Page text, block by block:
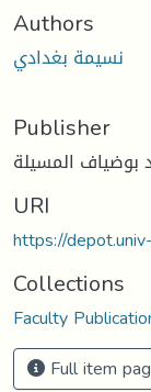
Authors
نسيمة بغدادي
Publisher
بوضياف المسيلة
URI
https://
Collections
Faculty
Full item